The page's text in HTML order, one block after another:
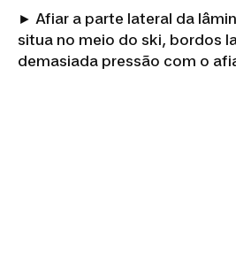
► Afiar a parte lateral da
situa no meio do ski, bordos
demasiada pressão com o